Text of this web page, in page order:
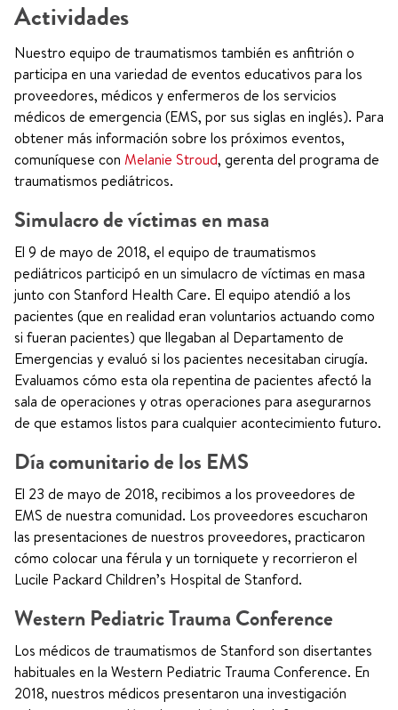
Actividades
Nuestro equipo de traumatismos también es anfitrión o
participa en una variedad de eventos educativos para los
proveedores, médicos y enfermeros de los servicios
médicos de emergencia (EMS, por sus siglas en inglés). Para
obtener más información sobre los próximos eventos,
comuníquese con Melanie Stroud, gerenta del programa de
traumatismos pediátricos.
Simulacro de víctimas en masa
El 9 de mayo de 2018, el equipo de traumatismos
pediátricos participó en un simulacro de víctimas en masa
junto con Stanford Health Care. El equipo atendió a los
pacientes (que en realidad eran voluntarios actuando como
si fueran pacientes) que llegaban al Departamento de
Emergencias y evaluó si los pacientes necesitaban cirugía.
Evaluamos cómo esta ola repentina de pacientes afectó la
sala de operaciones y otras operaciones para asegurarnos
de que estamos listos para cualquier acontecimiento futuro.
Día comunitario de los EMS
El 23 de mayo de 2018, recibimos a los proveedores de
EMS de nuestra comunidad. Los proveedores escucharon
las presentaciones de nuestros proveedores, practicaron
cómo colocar una férula y un torniquete y recorrieron el
Lucile Packard Children’s Hospital de Stanford.
Western Pediatric Trauma Conference
Los médicos de traumatismos de Stanford son disertantes
habituales en la Western Pediatric Trauma Conference. En
2018, nuestros médicos presentaron una investigación